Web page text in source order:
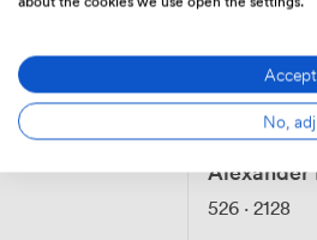
Alexander I
448·1792
Alexander
526 · 2128
No,